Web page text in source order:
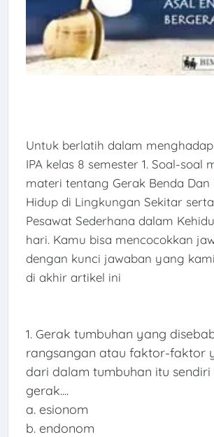
Untuk berlatih dalam
IPA kelas 8 semester 1. Soal-soal
materi tentang Gerak Benda Dan
Hidup di Lingkungan Sekitar
Pesawat Sederhana dalam
hari. Kamu bisa mencocokkan
dengan kunci jawaban yang
di akhir artikel ini
1. Gerak tumbuhan yang
rangsangan atau faktor-faktor
dari dalam tumbuhan itu sendiri
gerak....
a. esionom
b. endonom